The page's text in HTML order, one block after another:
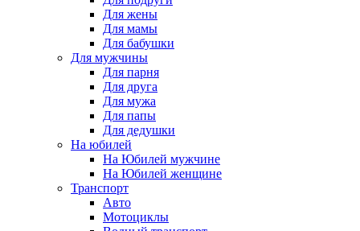
Для жены
Для мамы
Для бабушки
Для мужчины
Для парня
Для друга
Для мужа
Для папы
Для дедушки
На юбилей
На Юбилей мужчине
На Юбилей женщине
Транспорт
Авто
Мотоциклы